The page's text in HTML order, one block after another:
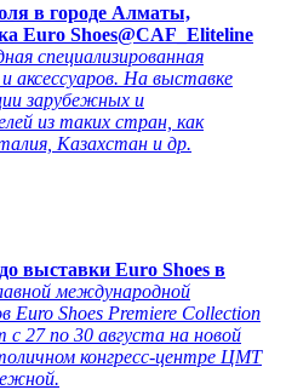
в городе Алматы,
Euro Shoes@CAF_Eliteline
специализированная
аксессуаров. На выставке
зарубежных и
из таких стран, как
Казахстан и др.
выставки Euro Shoes в
международной
Euro Shoes Premiere Collection
27 по 30 августа на новой
конгресс-центре ЦМТ